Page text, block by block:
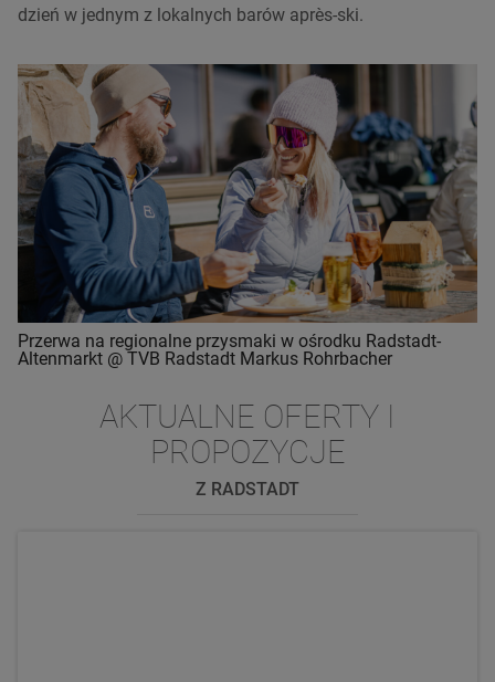
dzień w jednym z lokalnych barów après-ski.
Przerwa na regionalne przysmaki w ośrodku Radstadt-
Altenmarkt @ TVB Radstadt Markus Rohrbacher
AKTUALNE OFERTY I
PROPOZYCJE
Z RADSTADT